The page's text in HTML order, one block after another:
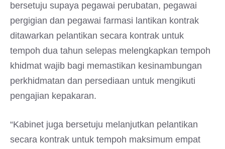
bersetuju supaya pegawai perubatan, pegawai
pergigian dan pegawai farmasi lantikan kontrak
ditawarkan pelantikan secara kontrak untuk
tempoh dua tahun selepas melengkapkan tempoh
khidmat wajib bagi memastikan kesinambungan
perkhidmatan dan persediaan untuk mengikuti
pengajian kepakaran.
“Kabinet juga bersetuju melanjutkan pelantikan
secara kontrak untuk tempoh maksimum empat